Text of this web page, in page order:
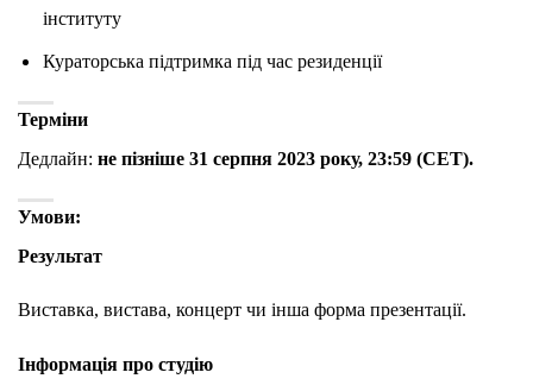
інституту
Кураторська підтримка під час резиденції
Терміни
Дедлайн: не пізніше 31 серпня 2023 року, 23:59 (CET).
Умови:
Результат
Виставка, вистава, концерт чи інша форма презентації.
Інформація про студію